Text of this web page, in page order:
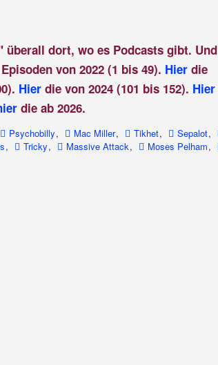
überall dort, wo es Podcasts gibt. Und
von 2022 (1 bis 49). Hier die
Hier die von 2024 (101 bis 152). Hier
die ab 2026.
Psychobilly, Mac Miller, Tikhet, Sepalot,
, Tricky, Massive Attack, Moses Pelham,